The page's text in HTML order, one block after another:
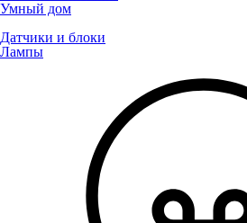
Умный дом
Датчики и блоки
Лампы